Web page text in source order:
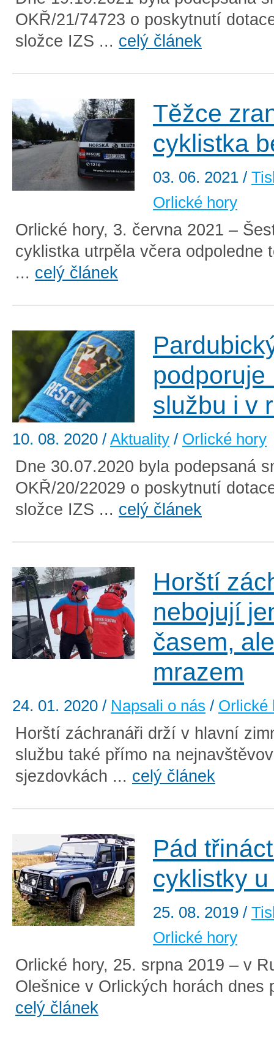
OKŘ/21/74723 o poskytnutí
složce IZS ... celý článek
Těžce
cyklistka
03. 06. 2021 /
Orlické hory
Orlické hory, 3. června 2021 –
cyklistka utrpěla včera odpoledne
... celý článek
podporuje
službu i v
10. 08. 2020 / Aktuality / Orlické hory
Dne 30.07.2020 byla podepsaná
OKŘ/20/22029 o poskytnutí
složce IZS ... celý článek
Horští
nebojují
časem,
mrazem
24. 01. 2020 / Napsali o nás / Orlické
Horští záchranáři drží v hlavní
službu také přímo na
sjezdovkách ... celý článek
Pád
cyklistky
25. 08. 2019 /
Orlické hory
Orlické hory, 25. srpna 2019 – v
Olešnice v Orlických horách dnes
celý článek